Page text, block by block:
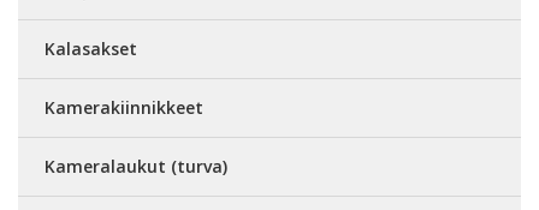
Kalasakset
Kamerakiinnikkeet
Kameralaukut (turva)